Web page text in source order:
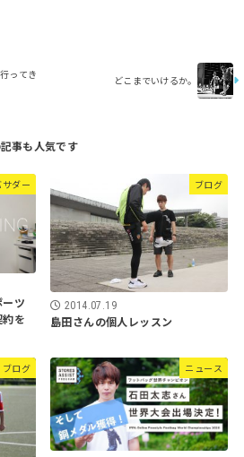
ってき
どこまでいけるか。
ダー
ツ
を
ブログ
2014.07.19
島田さんの個人レッスン
ブログ ニュース